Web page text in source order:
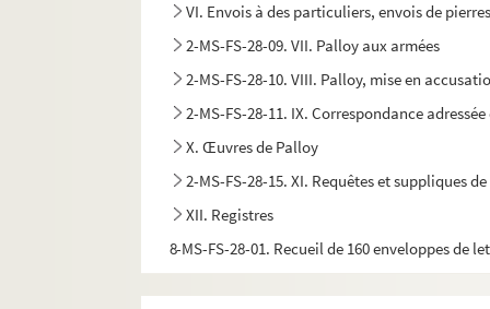
VI. Envois à des particuliers, envois de
2-MS-FS-28-09. VII. Palloy aux armées
2-MS-FS-28-10. VIII. Palloy, mise en
2-MS-FS-28-11. IX. Correspondance
X. Œuvres de Palloy
2-MS-FS-28-15. XI. Requêtes et suppliques
XII. Registres
8-MS-FS-28-01. Recueil de 160 enveloppes de